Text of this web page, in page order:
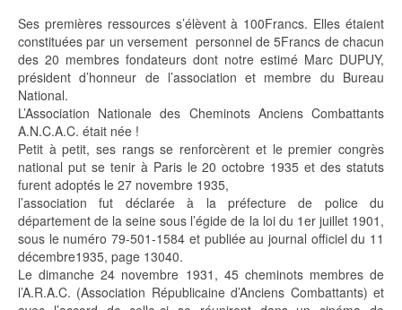
Ses premières ressources s’élèvent à 100Francs. Elles étaient
constituées par un versement personnel de 5Francs de chacun
des 20 membres fondateurs dont notre estimé Marc DUPUY,
président d’honneur de l’association et membre du Bureau
National.
L’Association Nationale des Cheminots Anciens Combattants
A.N.C.A.C. était née !
Petit à petit, ses rangs se renforcèrent et le premier congrès
national put se tenir à Paris le 20 octobre 1935 et des statuts
furent adoptés le 27 novembre 1935,
l’association fut déclarée à la préfecture de police du
département de la seine sous l’égide de la loi du 1er juillet 1901,
sous le numéro 79-501-1584 et publiée au journal officiel du 11
décembre1935, page 13040.
Le dimanche 24 novembre 1931, 45 cheminots membres de
l’A.R.A.C. (Association Républicaine d’Anciens Combattants) et